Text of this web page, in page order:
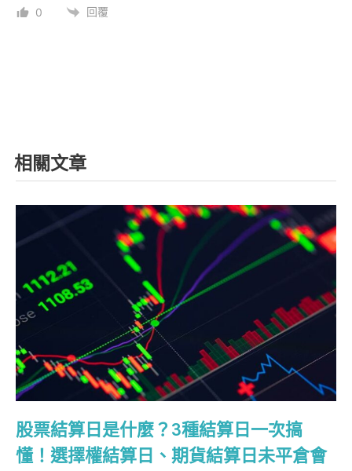
0 回覆
相關文章
股票結算日是什麼？3種結算日一次搞
懂！選擇權結算日、期貨結算日未平倉會